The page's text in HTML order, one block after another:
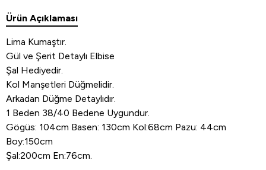
Ürün Açıklaması
Lima Kumaştır.
Gül ve Şerit Detaylı Elbise
Şal Hediyedir.
Kol Manşetleri Düğmelidir.
Arkadan Düğme Detaylıdır.
1 Beden 38/40 Bedene Uygundur.
Gögüs: 104cm Basen: 130cm Kol:68cm Pazu: 44cm
Boy:150cm
Şal:200cm En:76cm.